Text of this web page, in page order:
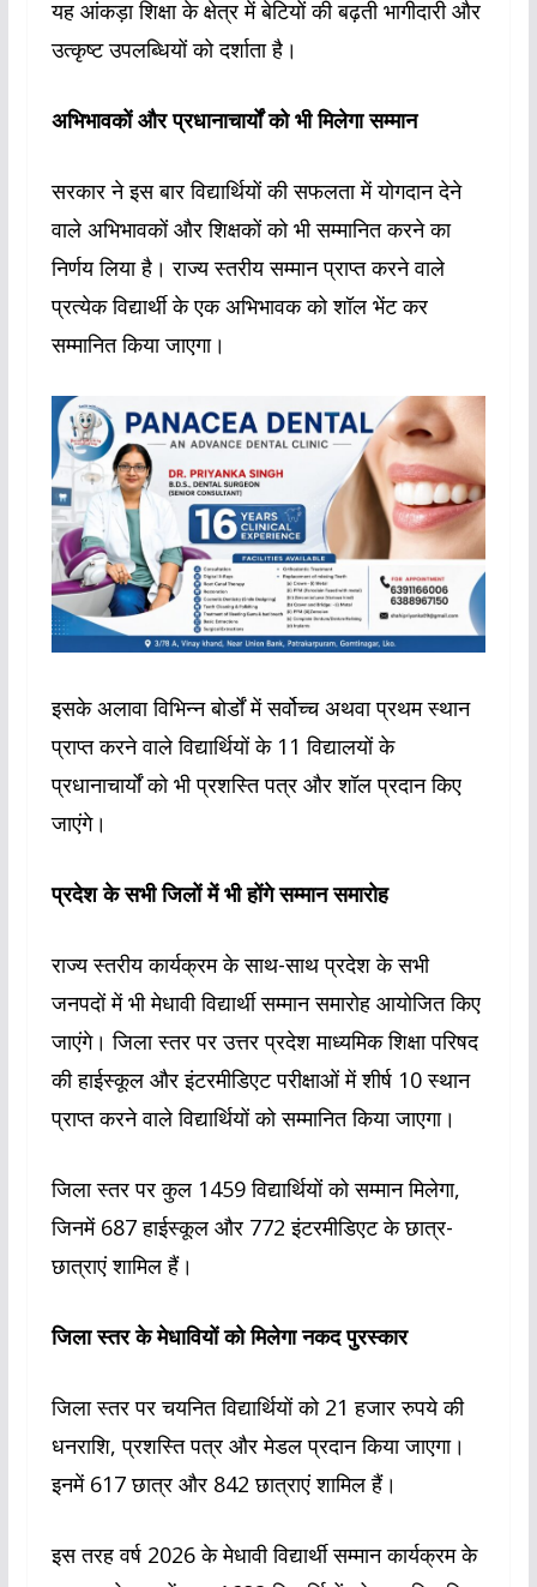
यह आंकड़ा शिक्षा के क्षेत्र में बेटियों की बढ़ती भागीदारी और
उत्कृष्ट उपलब्धियों को दर्शाता है।
अभिभावकों और प्रधानाचार्यों को भी मिलेगा सम्मान
सरकार ने इस बार विद्यार्थियों की सफलता में योगदान देने
वाले अभिभावकों और शिक्षकों को भी सम्मानित करने का
निर्णय लिया है। राज्य स्तरीय सम्मान प्राप्त करने वाले
प्रत्येक विद्यार्थी के एक अभिभावक को शॉल भेंट कर
सम्मानित किया जाएगा।
इसके अलावा विभिन्न बोर्डों में सर्वोच्च अथवा प्रथम स्थान
प्राप्त करने वाले विद्यार्थियों के 11 विद्यालयों के
प्रधानाचार्यों को भी प्रशस्ति पत्र और शॉल प्रदान किए
जाएंगे।
प्रदेश के सभी जिलों में भी होंगे सम्मान समारोह
राज्य स्तरीय कार्यक्रम के साथ-साथ प्रदेश के सभी
जनपदों में भी मेधावी विद्यार्थी सम्मान समारोह आयोजित किए
जाएंगे। जिला स्तर पर उत्तर प्रदेश माध्यमिक शिक्षा परिषद
की हाईस्कूल और इंटरमीडिएट परीक्षाओं में शीर्ष 10 स्थान
प्राप्त करने वाले विद्यार्थियों को सम्मानित किया जाएगा।
जिला स्तर पर कुल 1459 विद्यार्थियों को सम्मान मिलेगा,
जिनमें 687 हाईस्कूल और 772 इंटरमीडिएट के छात्र-
छात्राएं शामिल हैं।
जिला स्तर के मेधावियों को मिलेगा नकद पुरस्कार
जिला स्तर पर चयनित विद्यार्थियों को 21 हजार रुपये की
धनराशि, प्रशस्ति पत्र और मेडल प्रदान किया जाएगा।
इनमें 617 छात्र और 842 छात्राएं शामिल हैं।
इस तरह वर्ष 2026 के मेधावी विद्यार्थी सम्मान कार्यक्रम के